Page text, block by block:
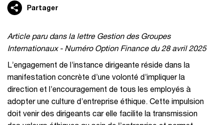
Partager
Article paru dans la lettre Gestion des Groupes
Internationaux - Numéro Option Finance du 28 avril 2025
L’engagement de l’instance dirigeante réside dans la
manifestation concrète d’une volonté d’impliquer la
direction et l’encouragement de tous les employés à
adopter une culture d’entreprise éthique. Cette impulsion
doit venir des dirigeants car elle facilite la transmission